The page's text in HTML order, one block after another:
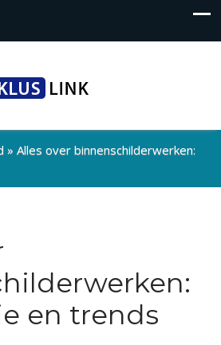
» Alles over binnenschilderwerken:
en trends